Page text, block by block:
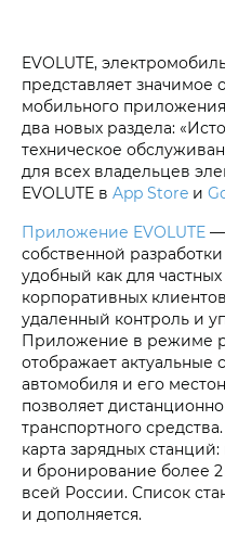
EVOLUTE,
представляет значимое
мобильного
два новых раздела:
техническое
для всех владельцев
EVOLUTE в App Store и
Приложение EVOLUTE —
собственной
удобный как для
корпоративных
удаленный контроль и
Приложение в режиме
отображает актуальные
автомобиля и его
позволяет
транспортного
карта зарядных
и бронирование более
всей России. Список
и дополняется.